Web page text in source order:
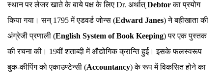
स्थान पर लेजर खाते के बाये पक्ष के लिए Dr. अर्थात्Debtorका प्रयोग
किया गया। सन् 1795 में एडवर्ड जोन्स (Edward Janes) ने बहीखाता की
अंग्रेजी प्रणाली (English System of Book Keeping) पर एक पुस्तक
की रचना की। 19वीं शताब्दी में औद्योगिक क्रान्ति हुई। इसके फलस्वरूप
बुक-कीपिंग को एकाउण्टेन्सी (Accountancy) के रूप में विकसित होने का